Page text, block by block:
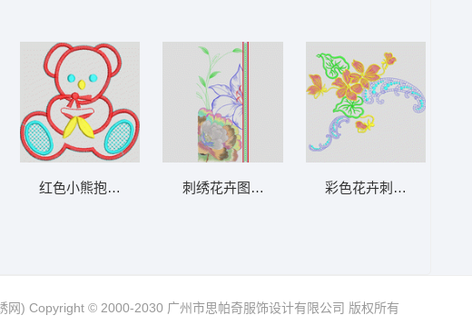
片 亮片牛仔裤发型
红色小熊抱网球图案 卡通熊刺绣花卉图案设计 漂亮的牡丹花彩色花卉刺绣图案 简单花
网) Copyright © 2000-2030 广州市思帕奇服饰设计有限公司 版权所有